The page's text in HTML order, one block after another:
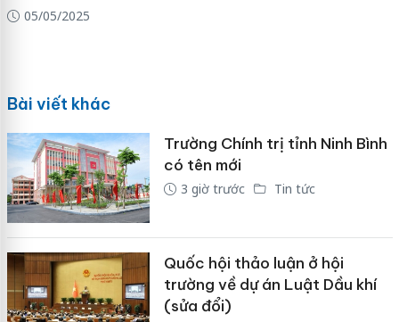
05/05/2025
Bài viết khác
Trường Chính trị tỉnh Ninh Bình
có tên mới
3 giờ trước Tin tức
Quốc hội thảo luận ở hội
trường về dự án Luật Dầu khí
(sửa đổi)